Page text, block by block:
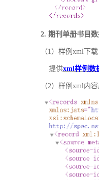
2. 期刊单册书目
（1）样例xml下载
提供xml样例数
（2）样例xml内